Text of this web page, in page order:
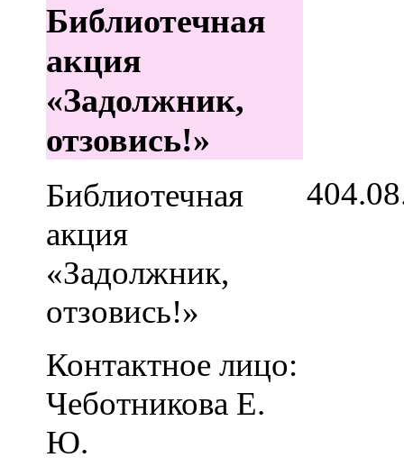
Библиотечная
акция
«Задолжник,
отзовись!»
Библиотечная
акция
«Задолжник,
отзовись!»
Контактное лицо:
Чеботникова Е.
Ю.
4